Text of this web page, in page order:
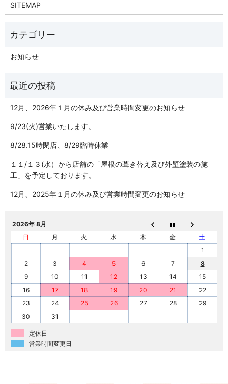
SITEMAP
お知らせ
12月、2026年１月の休み及び営業時間変更のお知らせ
9/23(火)営業いたします。
8/28.15時閉店、8/29臨時休業
１１/１３(水）から店舗の「屋根の葺き替え及び外壁塗装の施
工」を予定しております。
12月、2025年１月の休み及び営業時間変更のお知らせ
2026年 8月
日
月 火 水 木 金
土
1
2
3 4 5 6 7
8
9
10 11 12 13 14
15
16
17 18 19 20 21
22
23
24 25 26 27 28
29
30
31
定休日
営業時間変更日